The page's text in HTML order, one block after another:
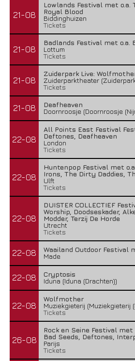
21-08
Lowlands Festival met o.a.
Royal Blood
Biddinghuizen
Tickets
21-08
Badlands Festival met o.a.
Lottum
Tickets
21-08
Zuiderpark Live:
Zuiderparktheater
Tickets
21-08
Deafheaven
Doornroosje (Doornroosje
22-08
All Points East Festival
Deftones, Deafheaven
London
Tickets
22-08
Huntenpop Festival met
Irons, The Dirty Daddies,
Ulft
Tickets
22-08
DUISTER COLLECTIEF
Worship, Doodseskader,
Modder, Terzij De Horde
Utrecht
Tickets
22-08
Waailand Outdoor Festival
Made
22-08
Cryptosis
Iduna (Iduna (Drachten))
22-08
Wolfmother
Muziekgieterij (Muziekgieterij
Tickets
26-08
Rock en Seine Festival met
Bad Seeds, Deftones,
Parijs
Tickets